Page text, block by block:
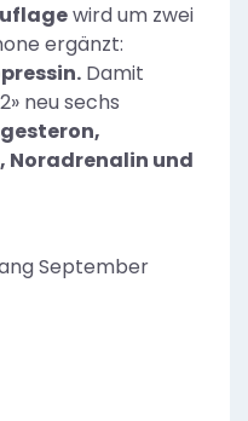
wird um zwei
ergänzt:
Damit
neu sechs
Noradrenalin und
September